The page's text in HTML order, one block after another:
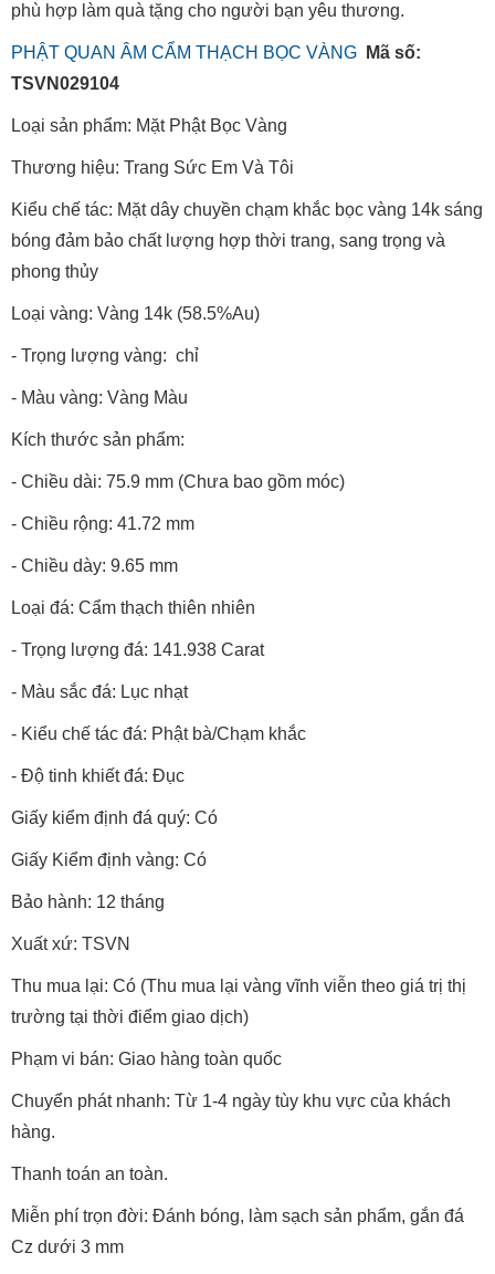
phù hợp làm quà tặng cho người bạn yêu thương.
PHẬT QUAN ÂM CẨM THẠCH BỌC VÀNG
Mã số:
TSVN029104
Loại sản phẩm: Mặt Phật Bọc Vàng
Thương hiệu: Trang Sức Em Và Tôi
Kiểu chế tác: Mặt dây chuyền chạm khắc bọc vàng 14k sáng
bóng đảm bảo chất lượng hợp thời trang, sang trọng và
phong thủy
Loại vàng: Vàng 14k (58.5%Au)
- Trọng lượng vàng: chỉ
- Màu vàng: Vàng Màu
Kích thước sản phẩm:
- Chiều dài: 75.9 mm (Chưa bao gồm móc)
- Chiều rộng: 41.72 mm
- Chiều dày: 9.65 mm
Loại đá: Cẩm thạch thiên nhiên
- Trọng lượng đá: 141.938 Carat
- Màu sắc đá: Lục nhạt
- Kiểu chế tác đá: Phật bà/Chạm khắc
- Độ tinh khiết đá: Đục
Giấy kiểm định đá quý: Có
Giấy Kiểm định vàng: Có
Bảo hành: 12 tháng
Xuất xứ: TSVN
Thu mua lại: Có (Thu mua lại vàng vĩnh viễn theo giá trị thị
trường tại thời điểm giao dịch)
Phạm vi bán: Giao hàng toàn quốc
Chuyển phát nhanh: Từ 1-4 ngày tùy khu vực của khách
hàng.
Thanh toán an toàn.
Miễn phí trọn đời: Đánh bóng, làm sạch sản phẩm, gắn đá
Cz dưới 3 mm